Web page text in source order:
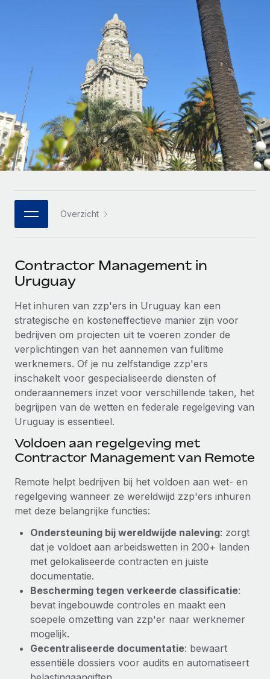
Zzp'ers internationaal onboarden en beheren
Ingewikkelde HR-taken eenvoudig uitbesteden
INFRASTRUCTUUR
Remote Embedded
HR naadloos in workflows integreren
Platform
Ingebouwde essentiële HR-functies voor je team
Integraties
Krijg hulp van global HR- en juridische experts
Achtergrondonderzoek
Vereenvoudig het screeningsproces van
kandidaten
Compliance Watchtower
Blijf compliance-risico's voor
Lever en track wereldwijd IT-middelen
Entiteiten oprichten
Stel snel compliant entiteiten op
Mobiliteit en overplaatsing
Plaats werknemers moeiteloos over
Secundaire arbeidsvoorwaarden
Eenvoudig secundaire arbeidsvoorwaarden
beheren
Flexibele global HR en payroll solutions voor groeiende
Mid-market
Teams uitbreiden met HR solutions op maat
Enterprise
Global HR voor grote bedrijven
WERK MET ONS SAMEN
Strategische technologiepartners
Een partner worden
Ontdek hoe je met ons kunt samenwerken
Integraties en advies over AI-automatiseringen
CASESTUDY'S
Ontdek valuta-opties en betaalsnelheden voor
internationale zzp'ers
LEREN MET REMOTE
Onderzoek en gidsen
Casestudy's
HR-woordenlijst
Checklists en templates
Webinars
Newsroom
Inzichtencentrum
Support
Alle bronnen bekijken
BLOG
Global Payroll
EOR en PEO
Contractor Management
Belastingen
Naar de blog
BLOG
Productupdates van Remote: Gusto- en Xero-
integraties en Contractor Management Plus
Het blijft de missie van Remote om alle soorten bedrijven
te helpen bij het aannemen, beheren en...
Meer informatie
Deutsch
Español
Italiano
Português (Portugal)
日本語
한국어
Inloggen
Overzicht
Contractor Management in
Uruguay
Het inhuren van zzp'ers in Uruguay kan een
strategische en kosteneffectieve manier zijn voor
bedrijven om projecten uit te voeren zonder de
verplichtingen van het aannemen van fulltime
werknemers. Of je nu zelfstandige zzp'ers
inschakelt voor gespecialiseerde diensten of
onderaannemers inzet voor verschillende taken, het
begrijpen van de wetten en federale regelgeving van
Uruguay is essentieel.
Voldoen aan regelgeving met
Contractor Management van Remote
Remote helpt bedrijven bij het voldoen aan wet- en
regelgeving wanneer ze wereldwijd zzp'ers inhuren
met deze belangrijke functies:
Ondersteuning bij wereldwijde naleving: zorgt
dat je voldoet aan arbeidswetten in 200+ landen
met gelokaliseerde contracten en juiste
documentatie.
Bescherming tegen verkeerde classificatie:
bevat ingebouwde controles en maakt een
soepele omzetting van zzp'er naar werknemer
mogelijk.
Gecentraliseerde documentatie: bewaart
essentiële dossiers voor audits en automatiseert